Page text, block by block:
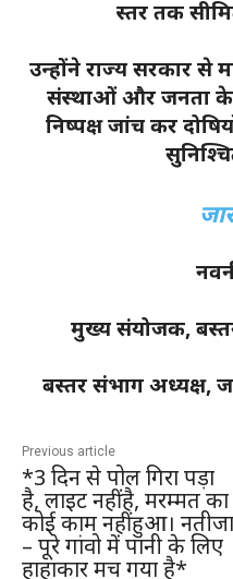
स्तर तक
उन्होंने राज्य सरकार से
संस्थाओं और जनता के
निष्पक्ष जांच कर
मुख्य संयोजक,
बस्तर संभाग अध्यक्ष,
Previous article
*3 दिन से पोल गिरा पड़ा
है, लाइट नहीं है, मरम्मत का
कोई काम नहीं हुआ। नतीजा
– पूरे गांवो में पानी के लिए
हाहाकार मच गया है*